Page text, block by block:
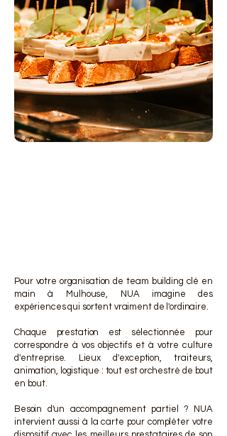
Pour votre organisation de team building clé en
main à Mulhouse, NUA imagine des
expériences qui sortent vraiment de l'ordinaire.
Chaque prestation est sélectionnée pour
correspondre à vos objectifs et à votre culture
d'entreprise. Lieux d'exception, traiteurs,
animation, logistique : tout est orchestré de bout
en bout.
Besoin d'un accompagnement partiel ? NUA
intervient aussi à la carte pour compléter votre